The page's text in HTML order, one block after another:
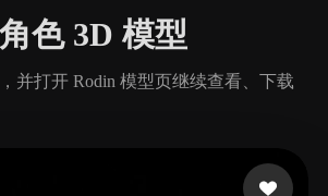
色 3D 模型
并打开 Rodin 模型页继续查看、下载